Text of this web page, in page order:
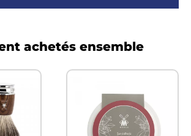
achetés ensemble